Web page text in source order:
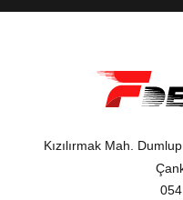
Kızılırmak Mah.